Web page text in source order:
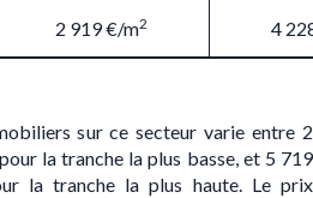
2 919 €/m2 4
sur ce secteur varie entre 2
la tranche la plus basse, et 5 719
la tranche la plus haute. Le prix